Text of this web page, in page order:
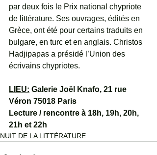
par deux fois le Prix national chypriote
de littérature. Ses ouvrages, édités en
Grèce, ont été pour certains traduits en
bulgare, en turc et en anglais. Christos
Hadjipapas a présidé l’Union des
écrivains chypriotes.
LIEU: Galerie Joël Knafo, 21 rue
Véron 75018 Paris
Lecture / rencontre à 18h, 19h, 20h,
21h et 22h
NUIT DE LA LITTÉRATURE